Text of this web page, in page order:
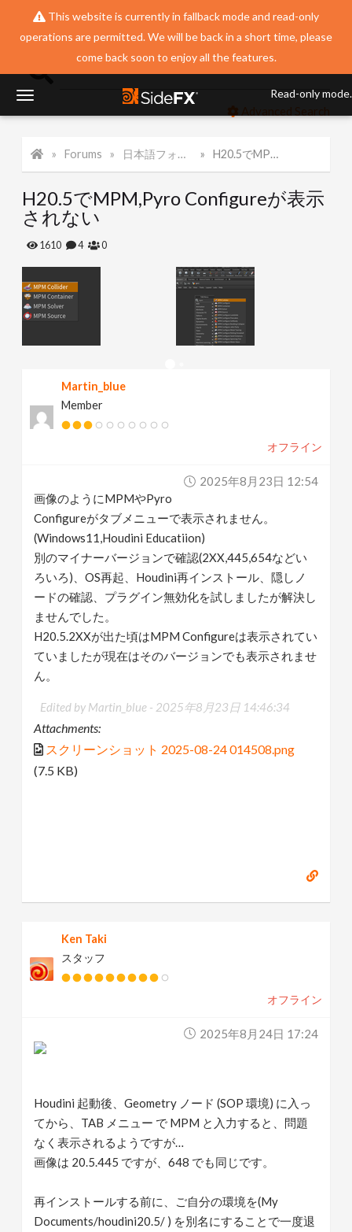
This website is currently in fallback mode and read-only
operations are permitted. We will be back in a short time, please
come back soon to enjoy all the features.
Read-only mode.
g
e
Advanced Search
Forums 日本語フォーラム H20.5でMPM,Pyro Configureが表示されない
H20.5でMPM,Pyro Configureが表示
されない
1610 4 0
Martin_blue
Member
オフライン
2025年8月23日 12:54
画像のようにMPMやPyro
Configureがタブメニューで表示されません。
(Windows11,Houdini Educatiion)
別のマイナーバージョンで確認(2XX,445,654などい
ろいろ)、OS再起、Houdini再インストール、隠しノ
ードの確認、プラグイン無効化を試しましたが解決し
ませんでした。
H20.5.2XXが出た頃はMPM Configureは表示されてい
ていましたが現在はそのバージョンでも表示されませ
ん。
Edited by Martin_blue - 2025年8月23日 14:46:34
Attachments:
スクリーンショット 2025-08-24 014508.png
(7.5 KB)
Ken Taki
スタッフ
オフライン
2025年8月24日 17:24
Houdini 起動後、Geometry ノード (SOP 環境) に入っ
てから、TAB メニュー で MPM と入力すると、問題
なく表示されるようですが…
画像は 20.5.445 ですが、648 でも同じです。
再インストールする前に、ご自分の環境を(My
Documents/houdini20.5/ ) を別名にすることで一度退